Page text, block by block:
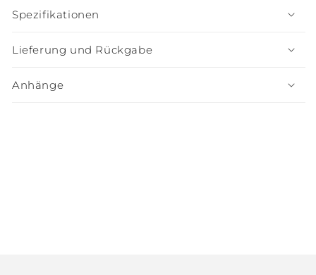
Spezifikationen
Lieferung und Rückgabe
Anhänge